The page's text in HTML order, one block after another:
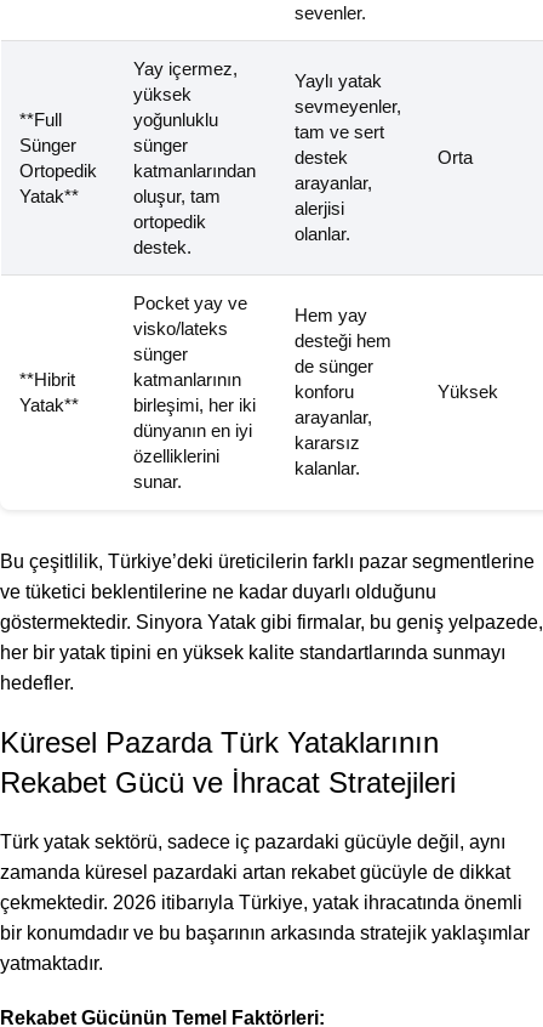
sevenler.
**Full
Sünger
Ortopedik
Yatak**
Yay içermez,
yüksek
yoğunluklu
sünger
katmanlarından
oluşur, tam
ortopedik
destek.
Yaylı yatak
sevmeyenler,
tam ve sert
destek
arayanlar,
alerjisi
olanlar.
Orta
**Hibrit
Yatak**
Pocket yay ve
visko/lateks
sünger
katmanlarının
birleşimi, her iki
dünyanın en iyi
özelliklerini
sunar.
Hem yay
desteği hem
de sünger
konforu
arayanlar,
kararsız
kalanlar.
Yüksek
Bu çeşitlilik, Türkiye’deki üreticilerin farklı pazar segmentlerine
ve tüketici beklentilerine ne kadar duyarlı olduğunu
göstermektedir. Sinyora Yatak gibi firmalar, bu geniş yelpazede,
her bir yatak tipini en yüksek kalite standartlarında sunmayı
hedefler.
Küresel Pazarda Türk Yataklarının
Rekabet Gücü ve İhracat Stratejileri
Türk yatak sektörü, sadece iç pazardaki gücüyle değil, aynı
zamanda küresel pazardaki artan rekabet gücüyle de dikkat
çekmektedir. 2026 itibarıyla Türkiye, yatak ihracatında önemli
bir konumdadır ve bu başarının arkasında stratejik yaklaşımlar
yatmaktadır.
Rekabet Gücünün Temel Faktörleri: